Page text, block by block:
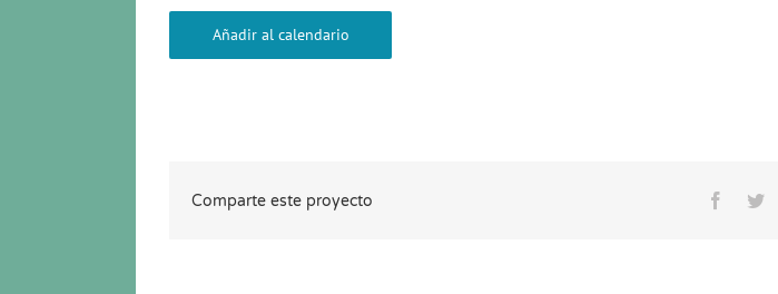
Añadir al calendario
Comparte este proyecto